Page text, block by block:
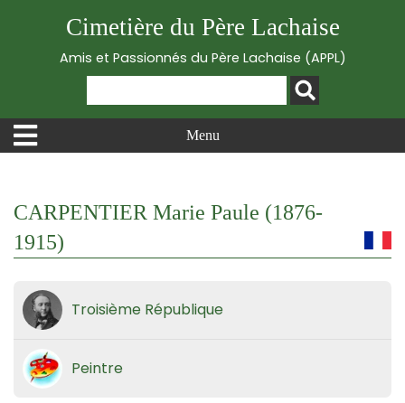
Cimetière du Père Lachaise
Amis et Passionnés du Père Lachaise (APPL)
Menu
CARPENTIER Marie Paule (1876-
1915)
Troisième République
Peintre